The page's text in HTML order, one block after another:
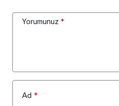
Yorumunuz *
Ad *